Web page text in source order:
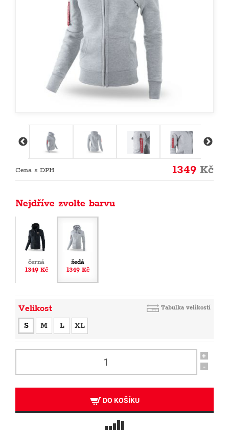
Cena s DPH 1349 Kč
Nejdříve zvolte barvu
černá
1349 Kč
šedá
1349 Kč
Velikost Tabulka velikostí
S M L XL
+
-
DO KOŠÍKU